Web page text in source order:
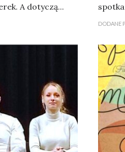
A dotyczą...
DODANE